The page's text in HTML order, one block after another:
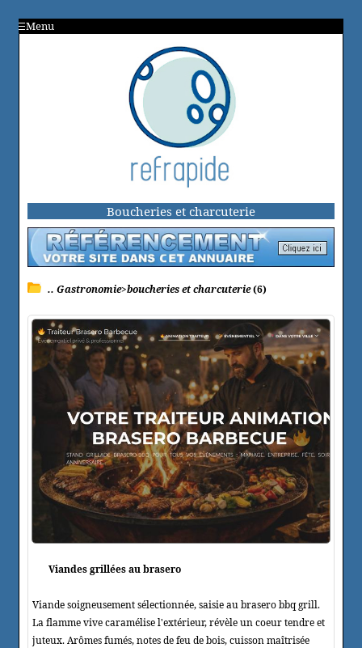
Menu
Boucheries et charcuterie
.. Gastronomie>boucheries et charcuterie(6)
Viandes grillées au brasero
Viande soigneusement sélectionnée, saisie au brasero bbq grill.
La flamme vive caramélise l'extérieur, révèle un coeur tendre et
juteux. Arômes fumés, notes de feu de bois, cuisson maîtrisée